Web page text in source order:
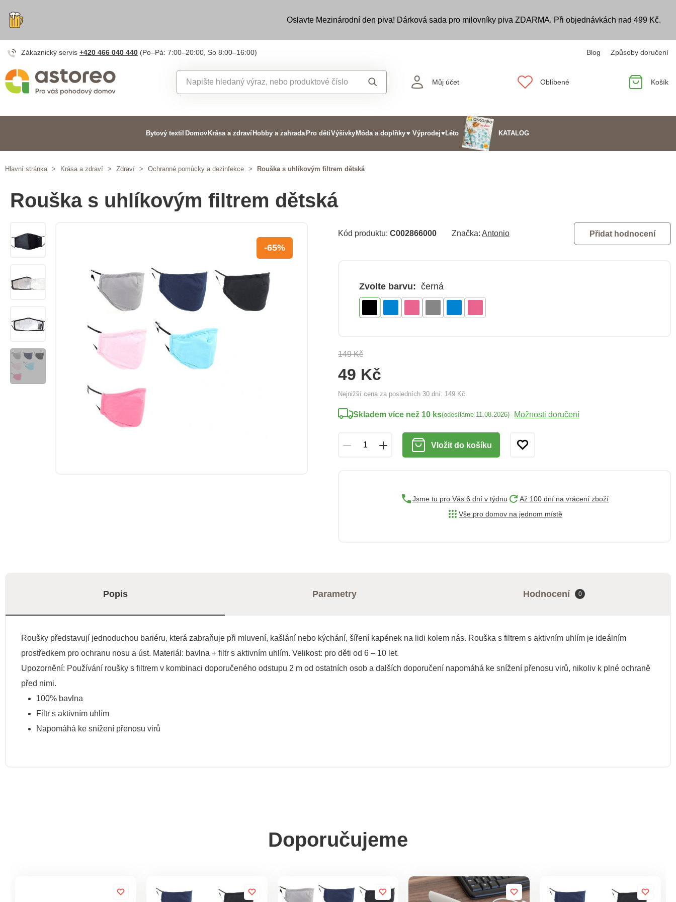
Oslavte Mezinárodní den piva! Dárková sada pro milovníky piva ZDARMA. Při objednávkách nad 499 Kč.
Zákaznický servis +420 466 040 440 (Po–Pá: 7:00–20:00, So 8:00–16:00) Blog Způsoby doručení
Můj účet Oblíbené Košík
Bytový textil Domov Krása a zdraví Hobby a zahrada Pro dětiVýšivky Móda a doplňky♥ Výprodej♥Léto KATALOG
Hlavní stránka > Krása a zdraví > Zdraví > Ochranné pomůcky a dezinfekce > Rouška s uhlíkovým filtrem dětská
Rouška s uhlíkovým filtrem dětská
-65%
Kód produktu: C002866000 Značka: Antonio Přidat hodnocení
Zvolte barvu: černá
149 Kč
49 Kč
Nejnižší cena za posledních 30 dní: 149 Kč
Skladem více než 10 ks(odesíláme 11.08.2026) -Možnosti doručení
Vložit do košíku
Jsme tu pro Vás 6 dní v týdnu
Až 100 dní na vrácení zboží
Vše pro domov na jednom místě
Popis Parametry Hodnocení 0
Roušky představují jednoduchou bariéru, která zabraňuje při mluvení, kašlání nebo kýchání, šíření kapének na lidi kolem nás. Rouška s filtrem s aktivním uhlím je ideálním
prostředkem pro ochranu nosu a úst. Materiál: bavlna + filtr s aktivním uhlím. Velikost: pro děti od 6 – 10 let.
Upozornění: Používání roušky s filtrem v kombinaci doporučeného odstupu 2 m od ostatních osob a dalších doporučení napomáhá ke snížení přenosu virů, nikoliv k plné ochraně
před nimi.
100% bavlna
Filtr s aktivním uhlím
Napomáhá ke snížení přenosu virů
Doporučujeme